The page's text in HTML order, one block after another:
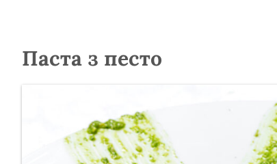
Паста з песто